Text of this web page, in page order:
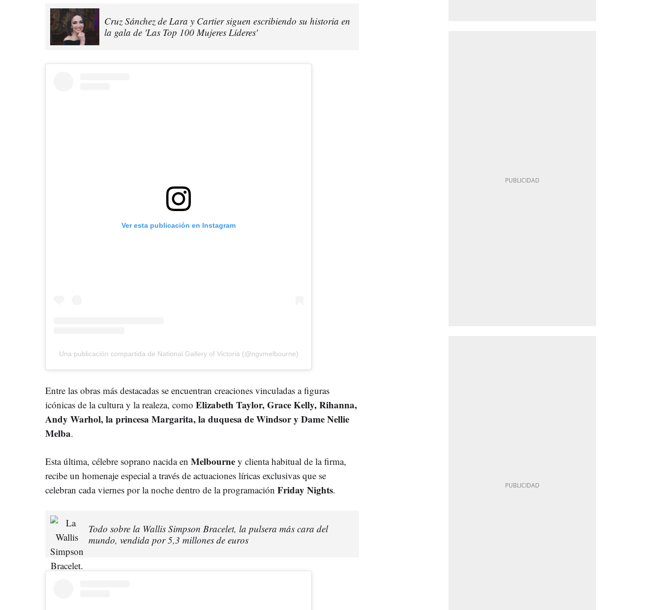
Cruz Sánchez de Lara y Cartier siguen escribiendo su historia en
la gala de 'Las Top 100 Mujeres Líderes'
Ver esta publicación en Instagram
Una publicación compartida de National Gallery of Victoria (@ngvmelbourne)
Entre las obras más destacadas se encuentran creaciones vinculadas a figuras
icónicas de la cultura y la realeza, como Elizabeth Taylor, Grace Kelly, Rihanna,
Andy Warhol, la princesa Margarita, la duquesa de Windsor y Dame Nellie
Melba.
Esta última, célebre soprano nacida en Melbourne y clienta habitual de la firma,
recibe un homenaje especial a través de actuaciones líricas exclusivas que se
celebran cada viernes por la noche dentro de la programación Friday Nights.
Todo sobre la Wallis Simpson Bracelet, la pulsera más cara del
mundo, vendida por 5,3 millones de euros